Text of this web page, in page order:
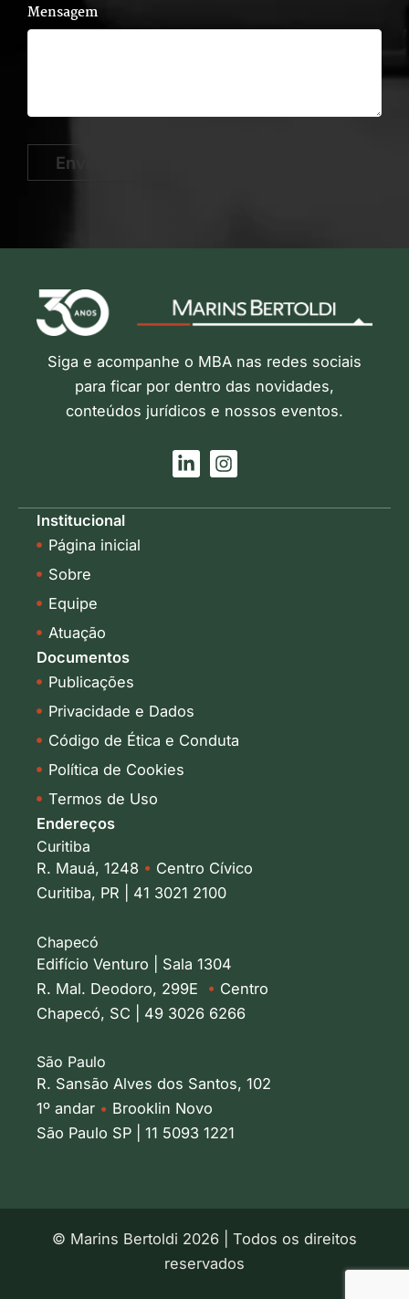
Mensagem
Enviar
Siga e acompanhe o MBA nas redes sociais
para ficar por dentro das novidades,
conteúdos jurídicos e nossos eventos.
L
i
k
I
n
t
Institucional
Página inicial
Sobre
Equipe
Atuação
Documentos
Publicações
Privacidade e Dados
Código de Ética e Conduta
Política de Cookies
Termos de Uso
Endereços
Curitiba
R. Mauá, 1248 • Centro Cívico
Curitiba, PR | 41 3021 2100
Chapecó
Edifício Venturo | Sala 1304
R. Mal. Deodoro, 299E • Centro
Chapecó, SC | 49 3026 6266
São Paulo
R. Sansão Alves dos Santos, 102
1º andar • Brooklin Novo
São Paulo SP | 11 5093 1221
© Marins Bertoldi 2026 | Todos os direitos
reservados